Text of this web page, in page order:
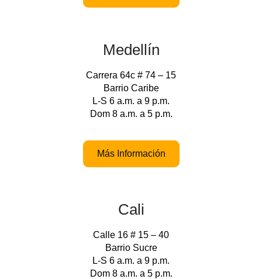
Medellín
Carrera 64c # 74 – 15
Barrio Caribe
L-S 6 a.m. a 9 p.m.
Dom 8 a.m. a 5 p.m.
Más Información
Cali
Calle 16 # 15 – 40
Barrio Sucre
L-S 6 a.m. a 9 p.m.
Dom 8 a.m. a 5 p.m.